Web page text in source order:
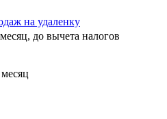
на удаленку
до вычета налогов